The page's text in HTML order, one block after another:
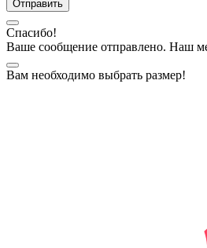
Спасибо!
Ваше сообщение отправлено. Наш
Вам необходимо выбрать размер!